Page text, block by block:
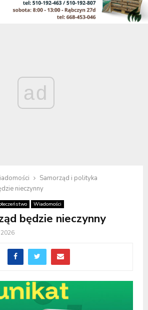
ad
Samorząd i polityka
nieczynny
Wiadomości
będzie nieczynny